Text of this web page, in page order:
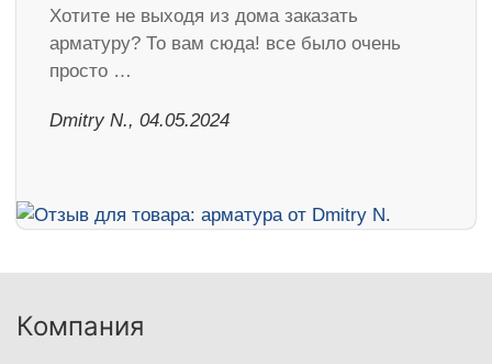
Хотите не выходя из дома заказать
арматуру? То вам сюда! все было очень
просто …
​Dmitry N., 04.05.2024
Компания